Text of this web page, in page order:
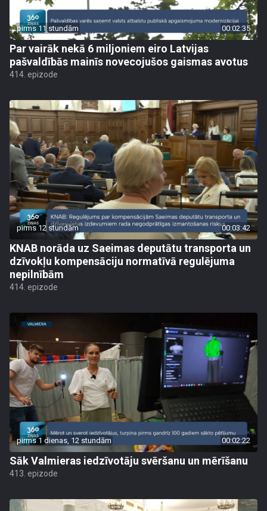
pirms 11 stundām 00:02:35
Par vairāk nekā 6 miljoniem eiro Latvijas
pašvaldībās mainīs novecojušos gaismas avotus
414. epizode
pirms 12 stundām 00:03:42
KNAB norāda uz Saeimas deputātu transporta un
dzīvokļu kompensāciju normatīvā regulējuma
nepilnībām
414. epizode
pirms 1 dienas, 12 stundām 00:02:22
Sāk Valmieras iedzīvotāju svēršanu un mērīšanu
413. epizode